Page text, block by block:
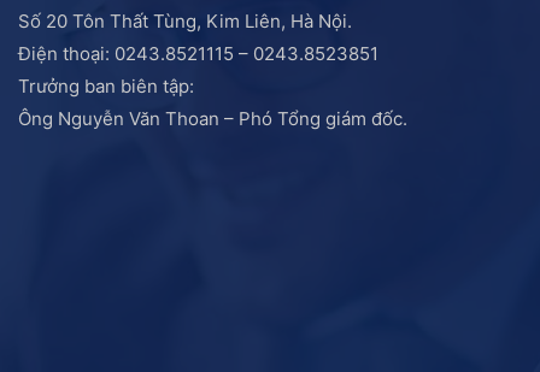
Số 20 Tôn Thất Tùng, Kim Liên, Hà Nội.
Điện thoại: 0243.8521115 – 0243.8523851
Trưởng ban biên tập:
Ông Nguyễn Văn Thoan – Phó Tổng giám đốc.